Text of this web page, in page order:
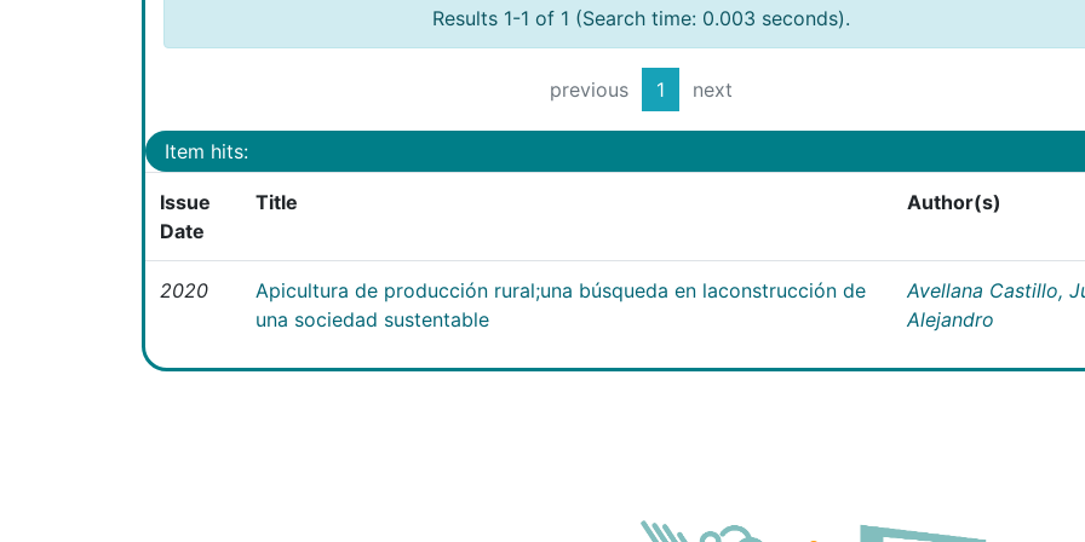
Results 1-1 of 1 (Search time: 0.003 seconds).
previous 1 next
Item hits:
Issue
Date
Title Author(s)
2020
Apicultura de producción rural;una búsqueda en laconstrucción de
una sociedad sustentable
Avellana Castillo,
Alejandro